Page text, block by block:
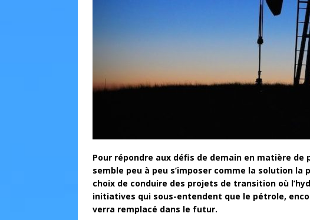
Pour répondre aux défis de demain en matière de
semble peu à peu s’imposer comme la solution
choix de conduire des projets de transition où
initiatives qui sous-entendent que le pétrole,
verra remplacé dans le futur.